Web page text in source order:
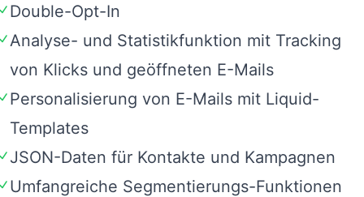
Double-Opt-In
Analyse- und Statistikfunktion mit Tracking
von Klicks und geöffneten E-Mails
Personalisierung von E-Mails mit Liquid-
Templates
JSON-Daten für Kontakte und Kampagnen
Umfangreiche Segmentierungs-Funktionen